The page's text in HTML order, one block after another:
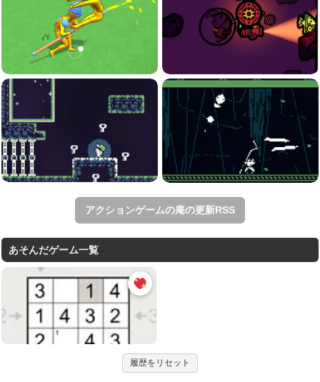
アクションゲームの庵の更新RSS
あそんだゲーム一覧
履歴をリセット